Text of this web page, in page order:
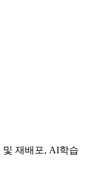
재배포, AI학습